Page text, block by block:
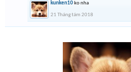
kunken10 ko nha
21 Tháng tám 2018